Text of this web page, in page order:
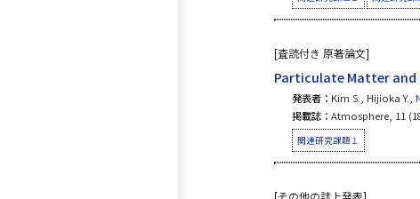
[査読付き 原著論文]
Particulate Matter and
発表者： Kim S., Hijioka Y.,
掲載誌： Atmosphere, 11
関連研究課題１
[その他の誌上発表]